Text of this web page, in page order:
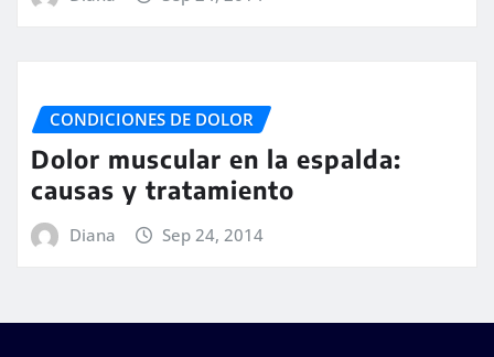
CONDICIONES DE DOLOR
Dolor muscular en la espalda:
causas y tratamiento
Diana Sep 24, 2014